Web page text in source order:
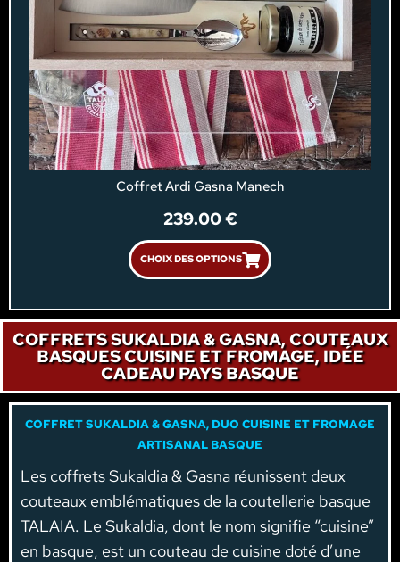
Coffret Ardi Gasna Manech
239.00€
CHOIX DES OPTIONS
COFFRETS SUKALDIA & GASNA, COUTEAUX
BASQUES CUISINE ET FROMAGE, IDÉE
CADEAU PAYS BASQUE
COFFRET SUKALDIA & GASNA, DUO CUISINE ET FROMAGE
ARTISANAL BASQUE
Les coffrets Sukaldia & Gasna réunissent deux
couteaux emblématiques de la coutellerie basque
TALAIA. Le Sukaldia, dont le nom signifie “cuisine”
en basque, est un couteau de cuisine doté d’une